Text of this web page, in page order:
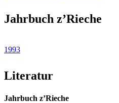
Jahrbuch z’Rieche
1993
Literatur
Jahrbuch z’Rieche